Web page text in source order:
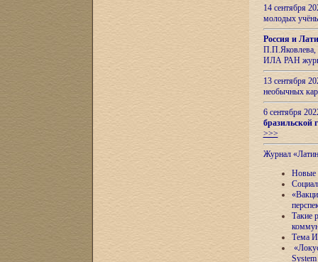
14 сентября
молодых
Россия и
П.П.Яковлева,
ИЛА РАН
13 сентября
необычных
6 сентября
бразильской
>>>
Журнал
Новые
Такие
Тема